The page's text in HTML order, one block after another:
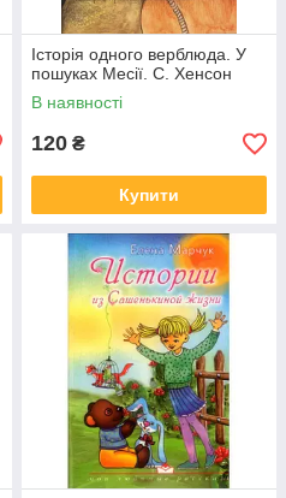
Історія одного верблюда. У
пошуках Месії. С. Хенсон
В наявності
120 ₴
Купити